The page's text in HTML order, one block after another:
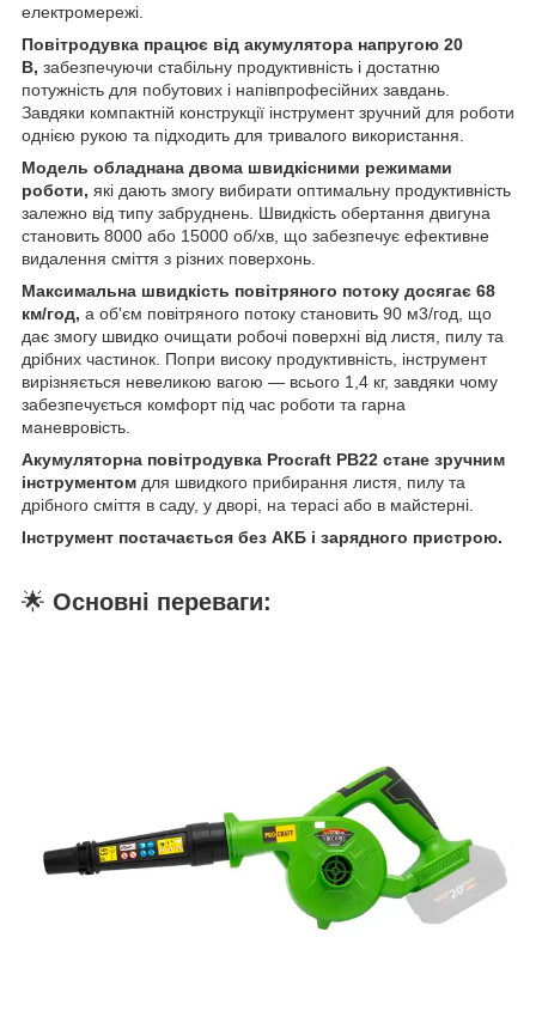
електромережі.
Повітродувка працює від акумулятора напругою 20
В, забезпечуючи стабільну продуктивність і достатню
потужність для побутових і напівпрофесійних завдань.
Завдяки компактній конструкції інструмент зручний для роботи
однією рукою та підходить для тривалого використання.
Модель обладнана двома швидкісними режимами
роботи, які дають змогу вибирати оптимальну продуктивність
залежно від типу забруднень. Швидкість обертання двигуна
становить 8000 або 15000 об/хв, що забезпечує ефективне
видалення сміття з різних поверхонь.
Максимальна швидкість повітряного потоку досягає 68
км/год, а об'єм повітряного потоку становить 90 м3/год, що
дає змогу швидко очищати робочі поверхні від листя, пилу та
дрібних частинок. Попри високу продуктивність, інструмент
вирізняється невеликою вагою — всього 1,4 кг, завдяки чому
забезпечується комфорт під час роботи та гарна
маневровість.
Акумуляторна повітродувка Procraft PB22 стане зручним
інструментом для швидкого прибирання листя, пилу та
дрібного сміття в саду, у дворі, на терасі або в майстерні.
Інструмент постачається без АКБ і зарядного пристрою.
🌟 Основні переваги: